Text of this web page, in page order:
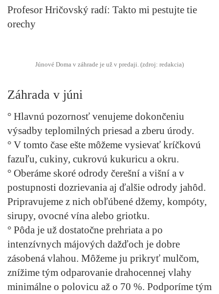
Profesor Hričovský radí: Takto mi pestujte tie
orechy
Júnové Doma v záhrade je už v predaji. (zdroj: redakcia)
Záhrada v júni
° Hlavnú pozornosť venujeme dokončeniu
výsadby teplomilných priesad a zberu úrody.
° V tomto čase ešte môžeme vysievať kríčkovú
fazuľu, cukiny, cukrovú kukuricu a okru.
° Oberáme skoré odrody čerešní a višní a v
postupnosti dozrievania aj ďalšie odrody jahôd.
Pripravujeme z nich obľúbené džemy, kompóty,
sirupy, ovocné vína alebo griotku.
° Pôda je už dostatočne prehriata a po
intenzívnych májových dažďoch je dobre
zásobená vlahou. Môžeme ju prikryť mulčom,
znížime tým odparovanie drahocennej vlahy
minimálne o polovicu až o 70 %. Podporíme tým